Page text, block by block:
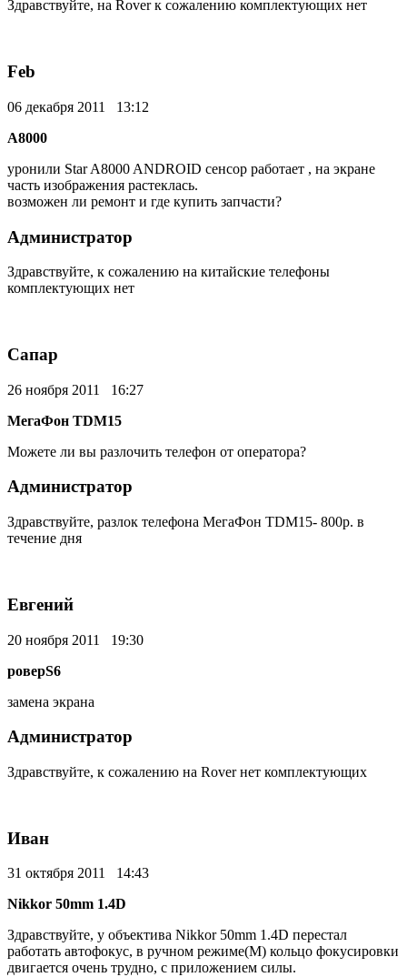
Здравствуйте, на Rover к сожалению комплектующих нет
Feb
06 декабря 2011 13:12
A8000
уронили Star A8000 ANDROID сенсор работает , на экране
часть изображения растеклась.
возможен ли ремонт и где купить запчасти?
Администратор
Здравствуйте, к сожалению на китайские телефоны
комплектующих нет
Сапар
26 ноября 2011 16:27
МегаФон TDM15
Можете ли вы разлочить телефон от оператора?
Администратор
Здравствуйте, разлок телефона МегаФон TDM15- 800р. в
течение дня
Евгений
20 ноября 2011 19:30
роверS6
замена экрана
Администратор
Здравствуйте, к сожалению на Rover нет комплектующих
Иван
31 октября 2011 14:43
Nikkor 50mm 1.4D
Здравствуйте, у объектива Nikkor 50mm 1.4D перестал
работать автофокус, в ручном режиме(М) кольцо фокусировки
двигается очень трудно, с приложением силы.